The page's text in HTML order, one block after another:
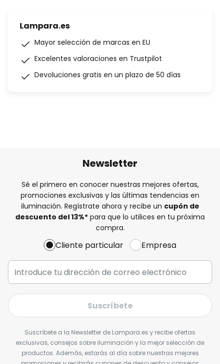
Lampara.es
Mayor selección de marcas en EU
Excelentes valoraciones en Trustpilot
Devoluciones gratis en un plazo de 50 días
Newsletter
Sé el primero en conocer nuestras mejores ofertas,
promociones exclusivas y las últimas tendencias en
iluminación. Regístrate ahora y recibe un cupón de
descuento del13%* para que lo utilices en tu próxima
compra.
Cliente particular Empresa
Suscríbete
Suscríbete a la Newsletter de Lampara.es y recibe ofertas
exclusivas, consejos sobre iluminación y la mejor selección de
productos. Además, estarás al día sobre nuestras mejores